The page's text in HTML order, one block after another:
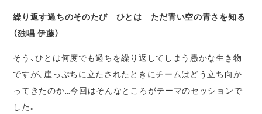
繰り返す過ちのそのたび ひとは ただ青い空の青さを知る
（独唱 伊藤）
そう、ひとは何度でも過ちを繰り返してしまう愚かな生き物
ですが、崖っぷちに立たされたときにチームはどう立ち向か
ってきたのか…今回はそんなところがテーマのセッションで
した。